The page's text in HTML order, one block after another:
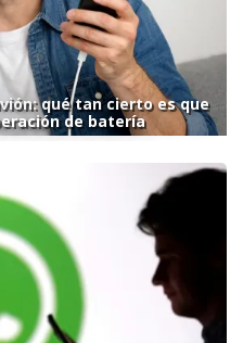
qué tan cierto es que
de batería